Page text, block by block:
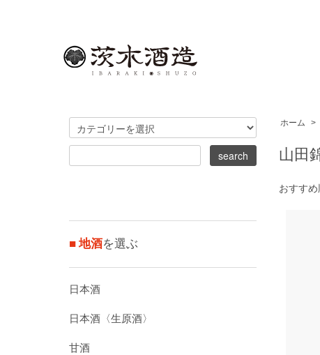
ホーム >
山田
おすすめ
■ 地酒を選ぶ
日本酒
日本酒〈生原酒〉
甘酒